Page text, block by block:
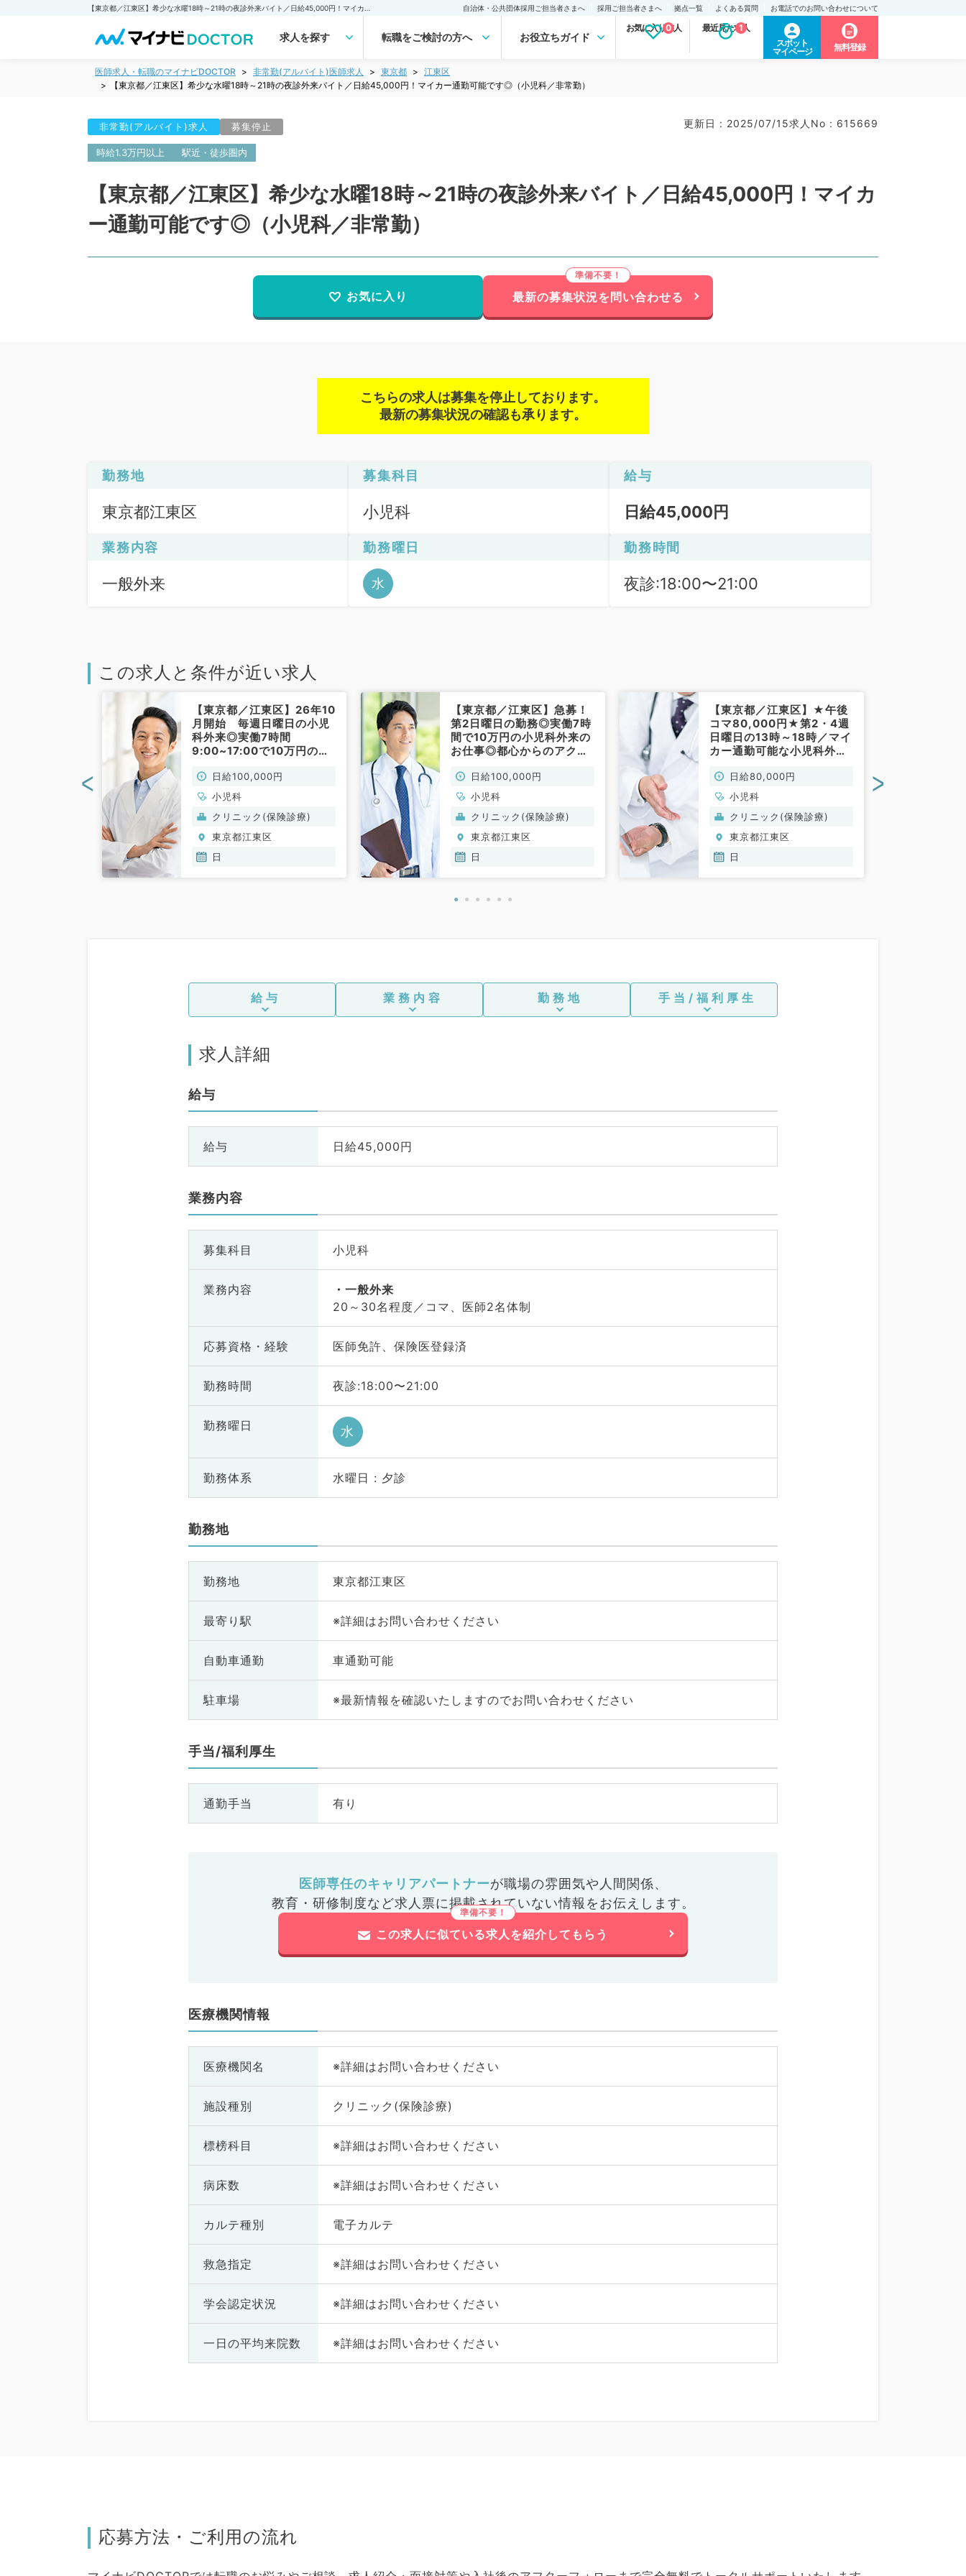
自治体・公共団体採用ご担当者さまへ 採用ご担当者さまへ 拠点一覧 よくある質問 お電話でのお問い合わせについて
求人を探す 転職をご検討の方へ お役立ちガイド
お気に入り求人
0 最近見た求人
1
スポット
マイページ
無料登録
医師求人・転職のマイナビDOCTOR 非常勤(アルバイト)医師求人 東京都
江東区
【東京都／江東区】希少な水曜18時～21時の夜診外来バイト／日給45,000円！マイカー通勤可能です◎（小児科／非常勤）
非常勤(アルバイト)求人 募集停止 更新日 : 2025/07/15求人No : 615669
時給1.3万円以上 駅近・徒歩圏内
【東京都／江東区】希少な水曜18時～21時の夜診外来バイト／日給45,000円！マイカ
ー通勤可能です◎（小児科／非常勤）
お気に入り 最新の募集状況を問い合わせる
こちらの求人は募集を停止しております。
最新の募集状況の確認も承ります。
勤務地
東京都江東区
募集科目
小児科
給与
日給45,000円
業務内容
一般外来
勤務曜日
水
勤務時間
夜診:18:00〜21:00
この求人と条件が近い求人
【東京都／江東区】26年10
月開始 毎週日曜日の小児
科外来◎実働7時間
9:00~17:00で10万円の小
らのアクセス（小児科／非
常勤）
日給100,000円
小児科
クリニック(保険診療)
東京都江東区
日
【東京都／江東区】急募！
第2日曜日の勤務◎実働7時
間で10万円の小児科外来の
お仕事◎都心からのアクセ
日給100,000円
小児科
クリニック(保険診療)
東京都江東区
日
【東京都／江東区】★午後
コマ80,000円★第2・4週
日曜日の13時～18時／マイ
カー通勤可能な小児科外来
日給80,000円
小児科
クリニック(保険診療)
東京都江東区
日
< >
給与 業務内容 勤務地 手当/福利厚生
求人詳細
給与
給与 日給45,000円
業務内容
募集科目 小児科
業務内容
一般外来
20～30名程度／コマ、医師2名体制
応募資格・ 経験 医師免許、保険医登録済
勤務時間 夜診:18:00〜21:00
勤務曜日 水
勤務体系 水曜日 : 夕診
勤務地
勤務地 東京都江東区
最寄り駅 ※詳細はお問い合わせください
自動車通勤 車通勤可能
駐車場 ※最新情報を確認いたしますのでお問い合わせください
手当/福利厚生
通勤手当 有り
医師専任のキャリアパートナーが職場の雰囲気や人間関係、
教育・研修制度など求人票に掲載されていない情報をお伝えします。
この求人に似ている求人を紹介してもらう
医療機関情報
医療機関名 ※詳細はお問い合わせください
施設種別 クリニック(保険診療)
標榜科目 ※詳細はお問い合わせください
病床数 ※詳細はお問い合わせください
カルテ種別 電子カルテ
救急指定 ※詳細はお問い合わせください
学会認定状況 ※詳細はお問い合わせください
一日の平均来院数 ※詳細はお問い合わせください
応募方法・ご利用の流れ